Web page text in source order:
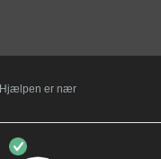
Hjælpen er nær